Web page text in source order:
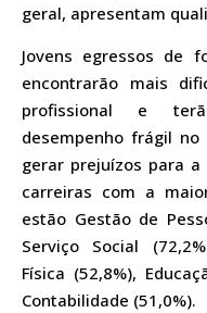
geral, apresentam
Jovens egressos de
encontrarão mais
profissional e
desempenho frágil
gerar prejuízos para
carreiras com a
estão Gestão de
Serviço Social
Física (52,8%),
Contabilidade (51,0%).